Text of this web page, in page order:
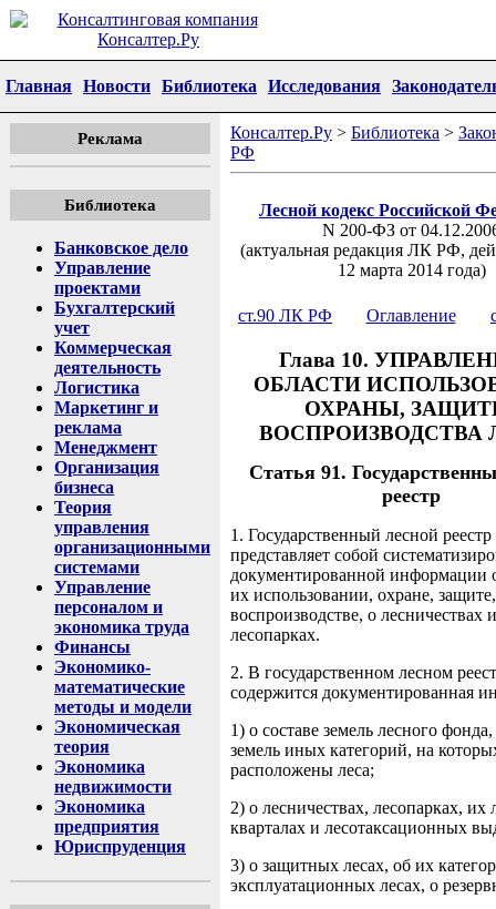
Главная Новости Библиотека Исследования
Реклама
Библиотека
Банковское дело
Управление
проектами
Бухгалтерский
учет
Коммерческая
деятельность
Логистика
Маркетинг и
реклама
Менеджмент
Организация
бизнеса
Теория
управления
организационными
системами
Управление
персоналом и
экономика труда
Финансы
Экономико-
математические
методы и модели
Экономическая
теория
Экономика
недвижимости
Экономика
предприятия
Юриспруденция
Консалтер.Ру > Библиотека >
РФ
Лесной кодекс Российской
N 200-ФЗ от
(актуальная редакция ЛК РФ,
12 марта 2014 года)
ст.90 ЛК РФ Оглавление
Глава 10.
ОБЛАСТИ
ОХРАНЫ,
ВОСПРОИЗВОДСТВА
Статья 91.
реестр
1. Государственный лесной реестр
представляет собой
документированной информации
их использовании, охране, защите,
воспроизводстве, о лесничествах
лесопарках.
2. В государственном лесном
содержится документированная
1) о составе земель лесного фонда,
земель иных категорий, на
расположены леса;
2) о лесничествах, лесопарках, их
кварталах и лесотаксационных
3) о защитных лесах, об их
эксплуатационных лесах, о